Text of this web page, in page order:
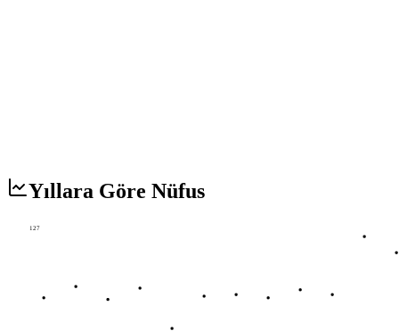
Yıllara Göre Nüfus
127